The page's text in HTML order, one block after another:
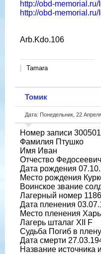
http://obd-
http://obd-
Arb.Kdo.106
Tamara
Томик
Дата: Понедельник, 22
Номер записи
Фамилия Птушко
Имя Иван
Отчество Федосеевич
Дата рождения
Место рождения
Воинское звание
Лагерный номер
Дата пленения
Место пленения
Лагерь шталаг XII F
Судьба Погиб в плену
Дата смерти
Название